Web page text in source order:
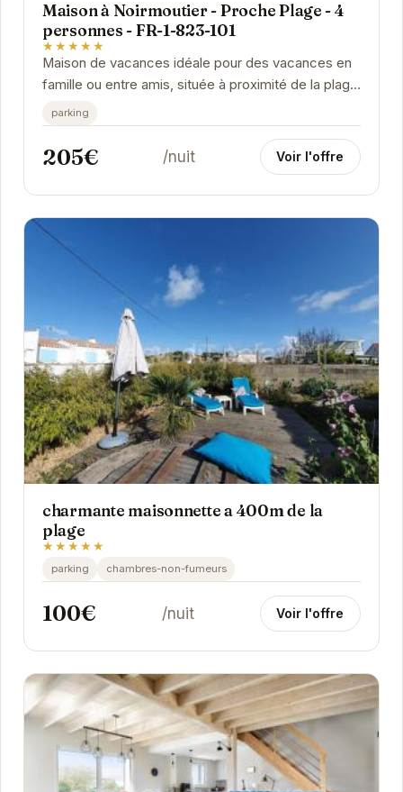
Maison à Noirmoutier - Proche Plage - 4
personnes - FR-1-823-101
★★★★★
Maison de vacances idéale pour des vacances en
famille ou entre amis, située à proximité de la plage
de Noirmoutier-en-l'Île. Avec tout le...
parking
205€ /nuit Voir l'offre
charmante maisonnette a 400m de la
plage
★★★★★
parking chambres-non-fumeurs
100€ /nuit Voir l'offre